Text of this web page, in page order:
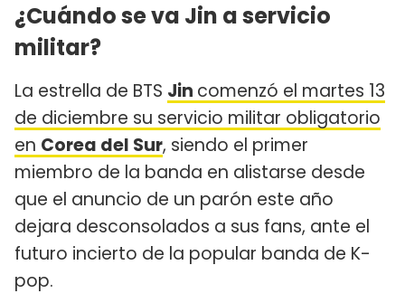
¿Cuándo se va Jin a servicio
militar?
La estrella de BTS Jin comenzó el martes 13
de diciembre su servicio militar obligatorio
en Corea del Sur, siendo el primer
miembro de la banda en alistarse desde
que el anuncio de un parón este año
dejara desconsolados a sus fans, ante el
futuro incierto de la popular banda de K-
pop.